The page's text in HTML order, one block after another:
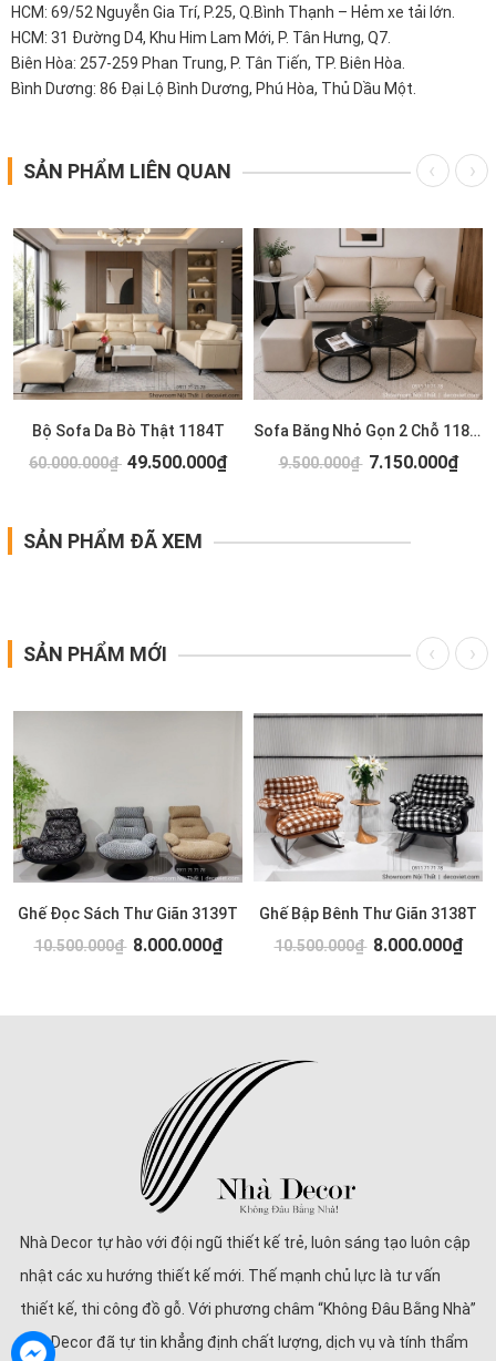
HCM: 69/52 Nguyễn Gia Trí, P.25, Q.Bình Thạnh – Hẻm xe tải lớn.
HCM: 31 Đường D4, Khu Him Lam Mới, P. Tân Hưng, Q7.
Biên Hòa: 257-259 Phan Trung, P. Tân Tiến, TP. Biên Hòa.
Bình Dương: 86 Đại Lộ Bình Dương, Phú Hòa, Thủ Dầu Một.
SẢN PHẨM LIÊN QUAN
Bộ Sofa Da Bò Thật 1184T
60.000.000₫ 49.500.000₫
Sofa Băng Nhỏ Gọn 2 Chỗ 1183T
9.500.000₫ 7.150.000₫
SẢN PHẨM ĐÃ XEM
SẢN PHẨM MỚI
Ghế Đọc Sách Thư Giãn 3139T
10.500.000₫ 8.000.000₫
Ghế Bập Bênh Thư Giãn 3138T
10.500.000₫ 8.000.000₫
Nhà Decor tự hào với đội ngũ thiết kế trẻ, luôn sáng tạo luôn cập
nhật các xu hướng thiết kế mới. Thế mạnh chủ lực là tư vấn
thiết kế, thi công đồ gỗ. Với phương châm “Không Đâu Bằng Nhà”
Nhà Decor đã tự tin khẳng định chất lượng, dịch vụ và tính thẩm